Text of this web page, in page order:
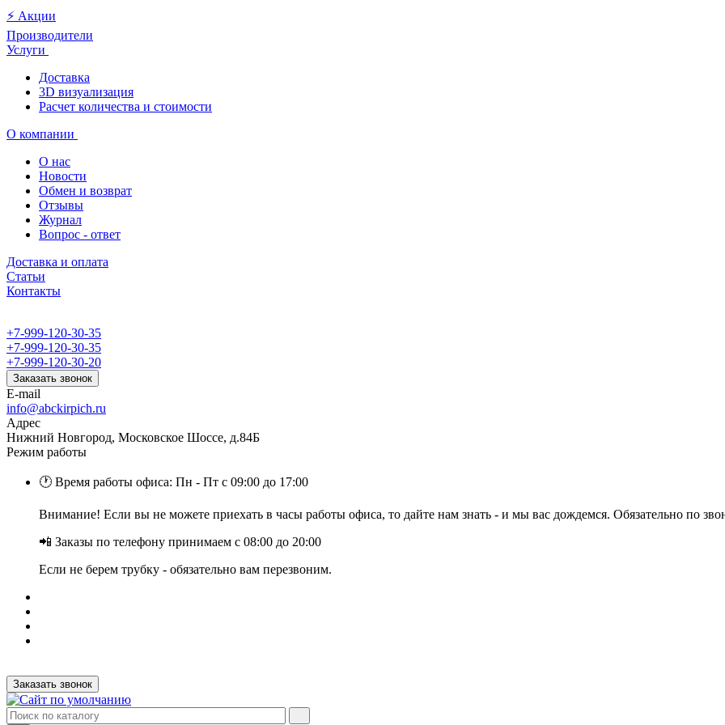
⚡️ Акции
Производители
Услуги
Доставка
3D визуализация
Расчет количества и стоимости
О компании
О нас
Новости
Обмен и возврат
Отзывы
Журнал
Вопрос - ответ
Доставка и оплата
Статьи
Контакты
+7-999-120-30-35
+7-999-120-30-35
+7-999-120-30-20
Заказать звонок
E-mail
info@abckirpich.ru
Адрес
Нижний Новгород, Московское Шоссе, д.84Б
Режим работы
🕐 Время работы офиса: Пн - Пт с 09:00 до 17:00
Внимание! Если вы не можете приехать в часы работы офиса, то дайте нам знать - и мы вас дождемся. Обязательно по
📲 Заказы по телефону принимаем с 08:00 до 20:00
Если не берем трубку - обязательно вам перезвоним.
Заказать звонок